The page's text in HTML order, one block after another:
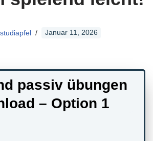
studiapfel Januar 11, 2026
passiv übungen
– Option 1